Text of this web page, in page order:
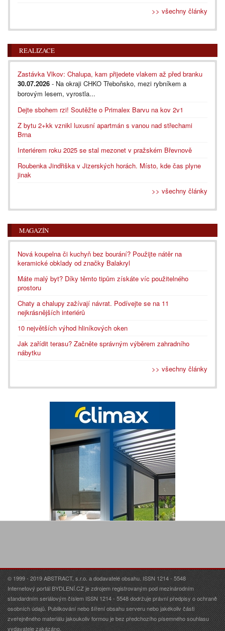
>> všechny články
REALIZACE
Zastávka Vlkov: Chalupa, kam přijedete vlakem až před branku
30.07.2026 - Na okraji CHKO Třeboňsko, mezi rybníkem a
borovým lesem, vyrostla...
Dejte sbohem rzi! Soutěžte o Primalex Barvu na kov 2v1
Z bytu 2+kk vznikl luxusní apartmán s vanou nad střechami
Brna
Interiérem roku 2025 se stal mezonet v pražském Břevnově
Roubenka Jindřiška v Jizerských horách. Místo, kde čas plyne
jinak
>> všechny články
MAGAZÍN
Nová koupelna či kuchyň bez bourání? Použijte nátěr na
keramické obklady od značky Balakryl
Máte malý byt? Díky těmto tipům získáte víc použitelného
prostoru
Chaty a chalupy zažívají návrat. Podívejte se na 11
nejkrásnějších interiérů
10 největších výhod hliníkových oken
Jak zařídit terasu? Začněte správným výběrem zahradního
nábytku
>> všechny články
© 1999 - 2019 ABSTRACT, s.r.o. a dodavatelé obsahu. ISSN 1214 - 5548
Internetový portál BYDLENÍ.CZ je zdrojem registrovaným pod mezinárodním
standardním seriálovým číslem ISSN 1214 - 5548 dodržuje právní předpisy o ochraně
osobních údajů. Publikování nebo šíření obsahu serveru nebo jakékoliv části
zveřejněného materiálu jakoukoliv formou je bez předchozího písemného souhlasu
vydavatele zakázáno.